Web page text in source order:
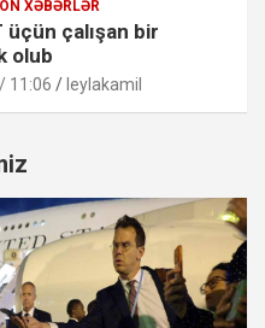
XƏBƏRLƏR
üçün çalışan bir
olub
11:06 leylakamil